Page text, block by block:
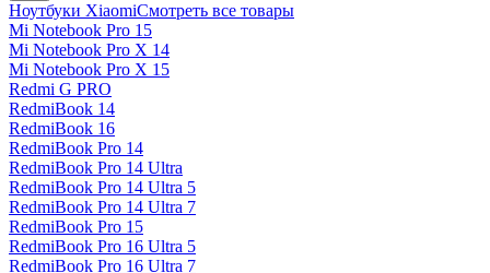
Ноутбуки XiaomiСмотреть все товары
Mi Notebook Pro 15
Mi Notebook Pro X 14
Mi Notebook Pro X 15
Redmi G PRO
RedmiBook 14
RedmiBook 16
RedmiBook Pro 14
RedmiBook Pro 14 Ultra
RedmiBook Pro 14 Ultra 5
RedmiBook Pro 14 Ultra 7
RedmiBook Pro 15
RedmiBook Pro 16 Ultra 5
RedmiBook Pro 16 Ultra 7